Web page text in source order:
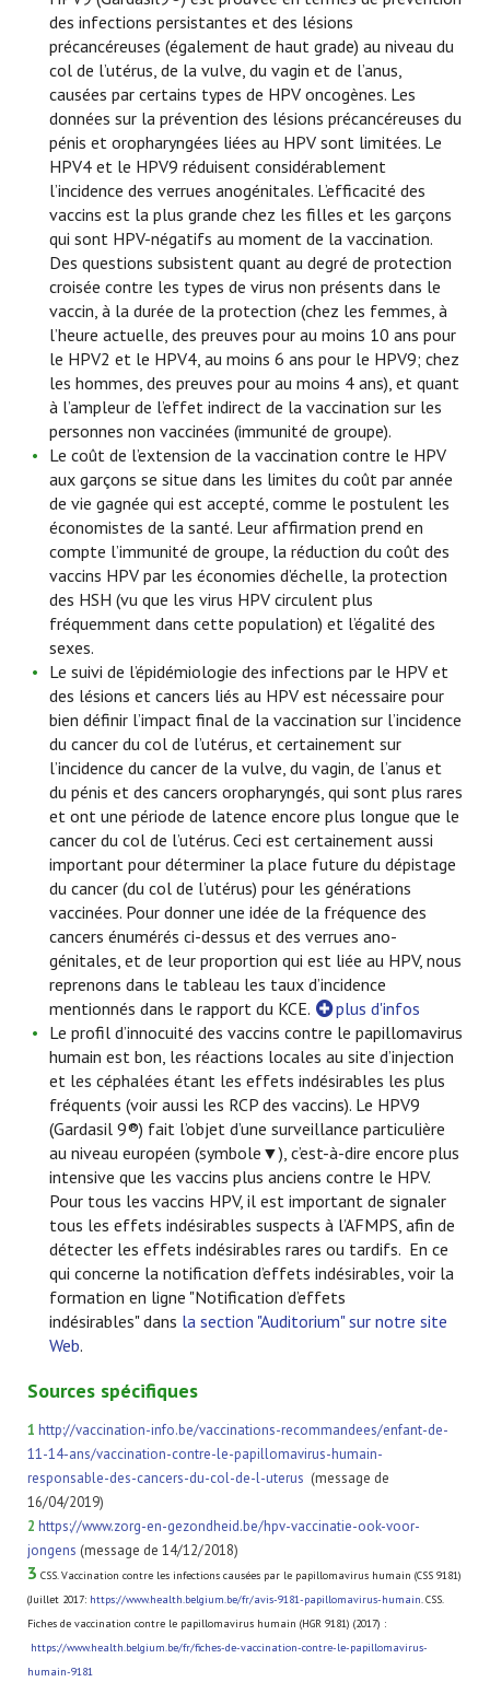
des infections persistantes et des lésions
précancéreuses (également de haut grade) au niveau du
col de l’utérus, de la vulve, du vagin et de l’anus,
causées par certains types de HPV oncogènes. Les
données sur la prévention des lésions précancéreuses du
pénis et oropharyngées liées au HPV sont limitées. Le
HPV4 et le HPV9 réduisent considérablement
l’incidence des verrues anogénitales. L’efficacité des
vaccins est la plus grande chez les filles et les garçons
qui sont HPV-négatifs au moment de la vaccination.
Des questions subsistent quant au degré de protection
croisée contre les types de virus non présents dans le
vaccin, à la durée de la protection (chez les femmes, à
l’heure actuelle, des preuves pour au moins 10 ans pour
le HPV2 et le HPV4, au moins 6 ans pour le HPV9; chez
les hommes, des preuves pour au moins 4 ans), et quant
à l’ampleur de l’effet indirect de la vaccination sur les
personnes non vaccinées (immunité de groupe).
Le coût de l’extension de la vaccination contre le HPV
aux garçons se situe dans les limites du coût par année
de vie gagnée qui est accepté, comme le postulent les
économistes de la santé. Leur affirmation prend en
compte l’immunité de groupe, la réduction du coût des
vaccins HPV par les économies d’échelle, la protection
des HSH (vu que les virus HPV circulent plus
fréquemment dans cette population) et l’égalité des
sexes.
Le suivi de l’épidémiologie des infections par le HPV et
des lésions et cancers liés au HPV est nécessaire pour
bien définir l’impact final de la vaccination sur l’incidence
du cancer du col de l’utérus, et certainement sur
l’incidence du cancer de la vulve, du vagin, de l’anus et
du pénis et des cancers oropharyngés, qui sont plus rares
et ont une période de latence encore plus longue que le
cancer du col de l’utérus. Ceci est certainement aussi
important pour déterminer la place future du dépistage
du cancer (du col de l’utérus) pour les générations
vaccinées. Pour donner une idée de la fréquence des
cancers énumérés ci-dessus et des verrues ano-
génitales, et de leur proportion qui est liée au HPV, nous
reprenons dans le tableau les taux d’incidence
mentionnés dans le rapport du KCE.
plus d'infos
Le profil d’innocuité des vaccins contre le papillomavirus
humain est bon, les réactions locales au site d’injection
et les céphalées étant les effets indésirables les plus
fréquents (voir aussi les RCP des vaccins). Le HPV9
(Gardasil 9®) fait l’objet d’une surveillance particulière
au niveau européen (symbole▼), c’est-à-dire encore plus
intensive que les vaccins plus anciens contre le HPV.
Pour tous les vaccins HPV, il est important de signaler
tous les effets indésirables suspects à l’AFMPS, afin de
détecter les effets indésirables rares ou tardifs. En ce
qui concerne la notification d’effets indésirables, voir la
formation en ligne "Notification d’effets
indésirables" dans la section "Auditorium" sur notre site
Web.
Sources spécifiques
1 http://vaccination-info.be/vaccinations-recommandees/enfant-de-
11-14-ans/vaccination-contre-le-papillomavirus-humain-
responsable-des-cancers-du-col-de-l-uterus (message de
16/04/2019)
2 https://www.zorg-en-gezondheid.be/hpv-vaccinatie-ook-voor-
jongens (message de 14/12/2018)
3 CSS. Vaccination contre les infections causées par le papillomavirus humain (CSS 9181)
(Juillet 2017: https://www.health.belgium.be/fr/avis-9181-papillomavirus-humain. CSS.
Fiches de vaccination contre le papillomavirus humain (HGR 9181) (2017) :
https://www.health.belgium.be/fr/fiches-de-vaccination-contre-le-papillomavirus-
humain-9181